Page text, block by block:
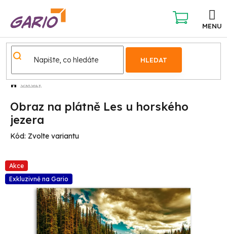
obsah
HLEDAT
NÁKUPNÍ
KOŠÍK
Obrazy
Obraz na plátně Les u horského
jezera
Kód: Zvolte variantu
Akce
Exkluzivně na Gario